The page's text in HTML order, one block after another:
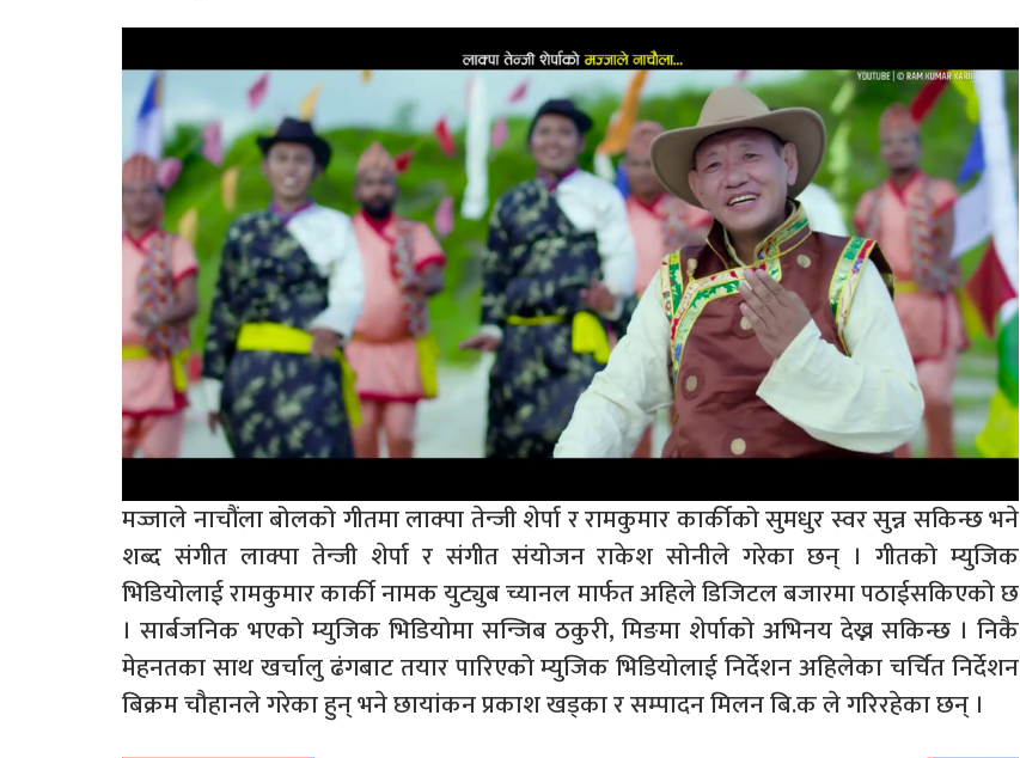
मज्जाले नाचौंला बोलको गीतमा लाक्पा तेन्जी शेर्पा र रामकुमार कार्कीको सुमधुर स्वर सुन्न सकिन्छ भने
शब्द संगीत लाक्पा तेन्जी शेर्पा र संगीत संयोजन राकेश सोनीले गरेका छन् । गीतको म्युजिक
भिडियोलाई रामकुमार कार्की नामक युट्युब च्यानल मार्फत अहिले डिजिटल बजारमा पठाईसकिएको छ
। सार्बजनिक भएको म्युजिक भिडियोमा सन्जिब ठकुरी, मिङमा शेर्पाको अभिनय देख्न सकिन्छ । निकै
मेहनतका साथ खर्चालु ढंगबाट तयार पारिएको म्युजिक भिडियोलाई निर्देशन अहिलेका चर्चित निर्देशन
बिक्रम चौहानले गरेका हुन् भने छायांकन प्रकाश खड्का र सम्पादन मिलन बि.क ले गरिरहेका छन् ।